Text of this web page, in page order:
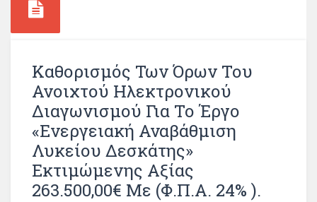
Καθορισμός Των Όρων Του
Ανοιχτού Ηλεκτρονικού
Διαγωνισμού Για Το Έργο
«Ενεργειακή Αναβάθμιση
Λυκείου Δεσκάτης»
Εκτιμώμενης Αξίας
263.500,00€ Με (Φ.Π.Α. 24% ).